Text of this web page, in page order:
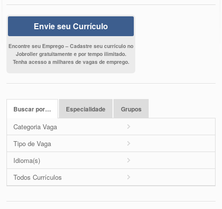
Envie seu Currículo
Encontre seu Emprego – Cadastre seu currículo no
Jobroller gratuitamente e por tempo ilimitado.
Tenha acesso a milhares de vagas de emprego.
Buscar por… Especialidade Grupos
Categoria Vaga
Tipo de Vaga
Idioma(s)
Todos Currículos